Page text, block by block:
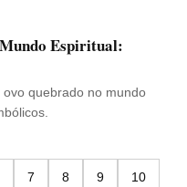
Espiritual:
quebrado no mundo
7 8 9 10